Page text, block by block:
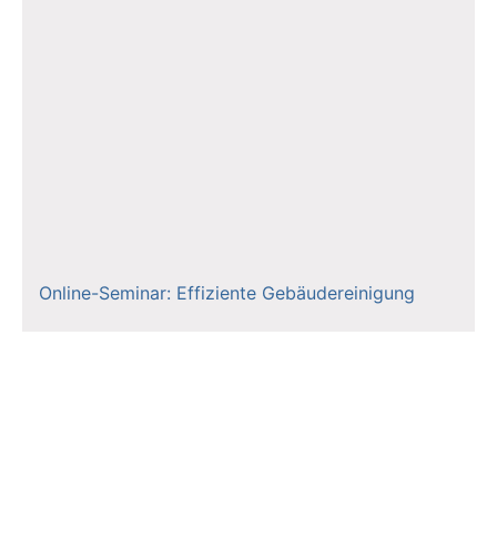
Online-Seminar: Effiziente Gebäudereinigung